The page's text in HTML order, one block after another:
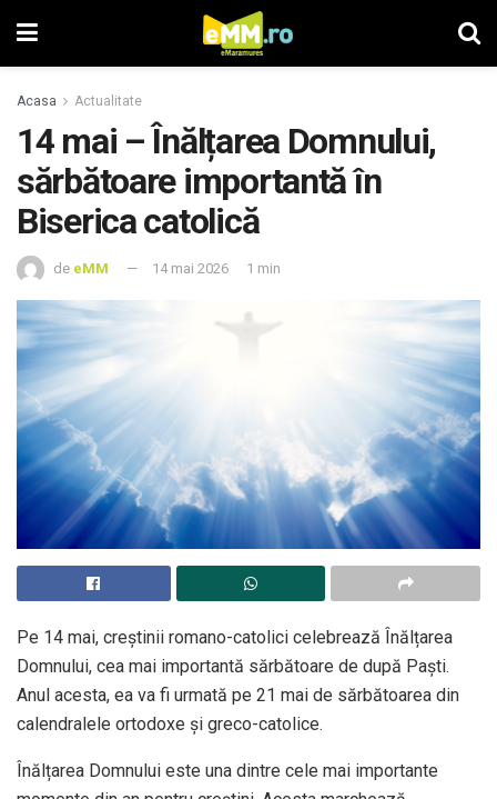
Acasa Actualitate
14 mai – Înălțarea Domnului,
sărbătoare importantă în
Biserica catolică
de eMM 14 mai 2026 1 min
Pe 14 mai, creștinii romano-catolici celebrează Înălțarea
Domnului, cea mai importantă sărbătoare de după Paști.
Anul acesta, ea va fi urmată pe 21 mai de sărbătoarea din
calendralele ortodoxe și greco-catolice.
Înălțarea Domnului este una dintre cele mai importante